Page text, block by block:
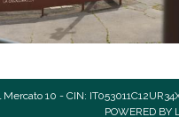
10 - CIN:
POWERED BY